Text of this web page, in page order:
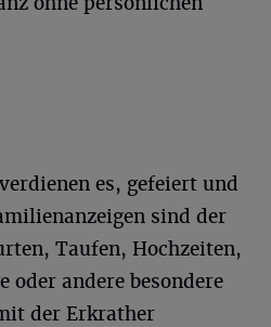
es, gefeiert und
sind der
Taufen, Hochzeiten,
oder andere besondere
der Erkrather